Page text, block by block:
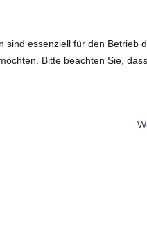
sind essenziell für den
Bitte beachten Sie,